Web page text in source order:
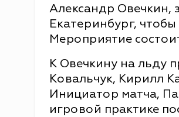
Александр Овечкин,
Екатеринбург,
Мероприятие
К Овечкину на льду
Ковальчук, Кирилл
Инициатор матча,
игровой практике